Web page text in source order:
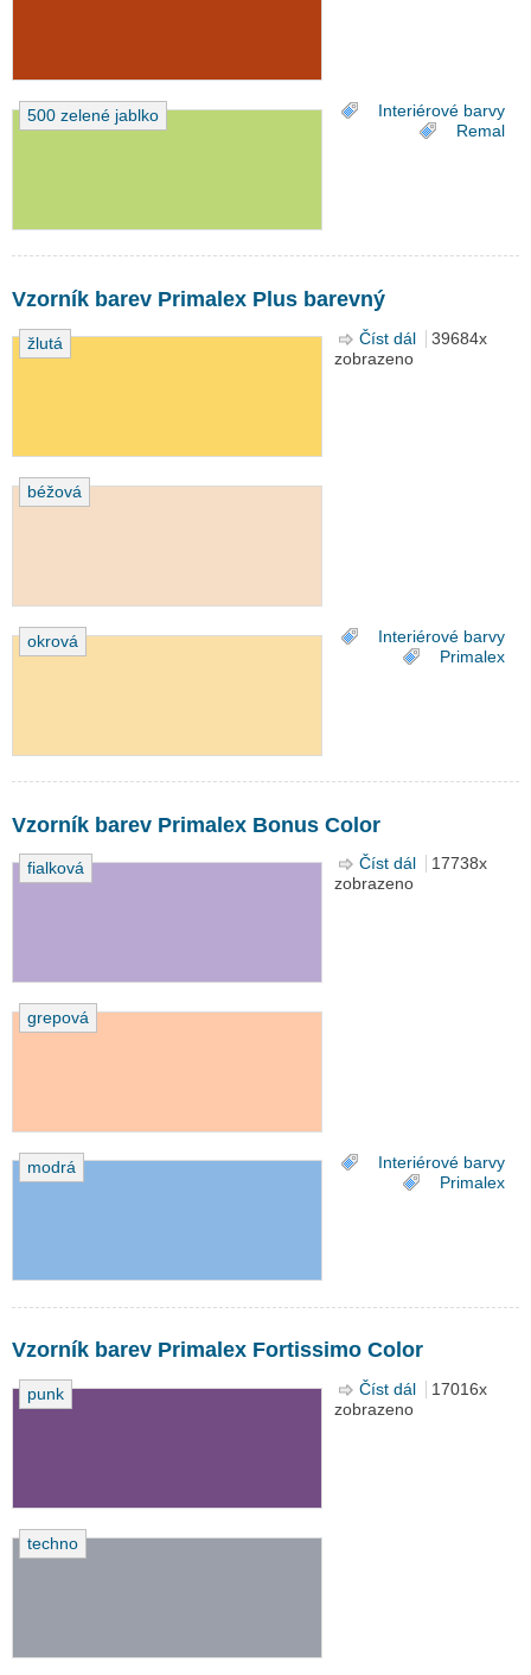
500 zelené jablko
Interiérové barvy
Remal
Vzorník barev Primalex Plus barevný
žlutá
béžová
okrová
Interiérové barvy
Primalex
Číst dál Vzorník barev
39684x
zobrazeno
Vzorník barev Primalex Bonus Color
fialková
grepová
modrá
Interiérové barvy
Primalex
Číst dál
Vzorník barev
17738x
zobrazeno
Vzorník barev Primalex Fortissimo Color
punk
techno
Číst dál
Vzorník barev
17016x
zobrazeno